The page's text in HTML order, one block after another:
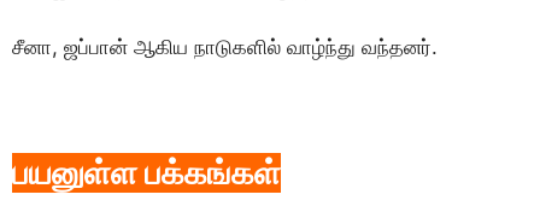
சீனா, ஜப்பான் ஆகிய நாடுகளில் வாழ்ந்து வந்தனர்.
பயனுள்ள பக்கங்கள்